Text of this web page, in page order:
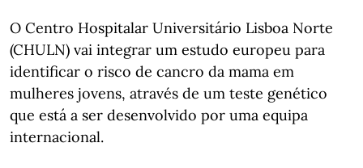
O Centro Hospitalar Universitário Lisboa Norte
(CHULN) vai integrar um estudo europeu para
identificar o risco de cancro da mama em
mulheres jovens, através de um teste genético
que está a ser desenvolvido por uma equipa
internacional.